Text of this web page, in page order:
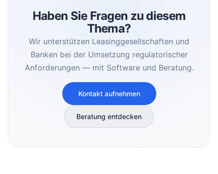
Haben Sie Fragen zu diesem
Thema?
Wir unterstützen Leasinggesellschaften und
Banken bei der Umsetzung regulatorischer
Anforderungen — mit Software und Beratung.
Kontakt aufnehmen
Beratung entdecken